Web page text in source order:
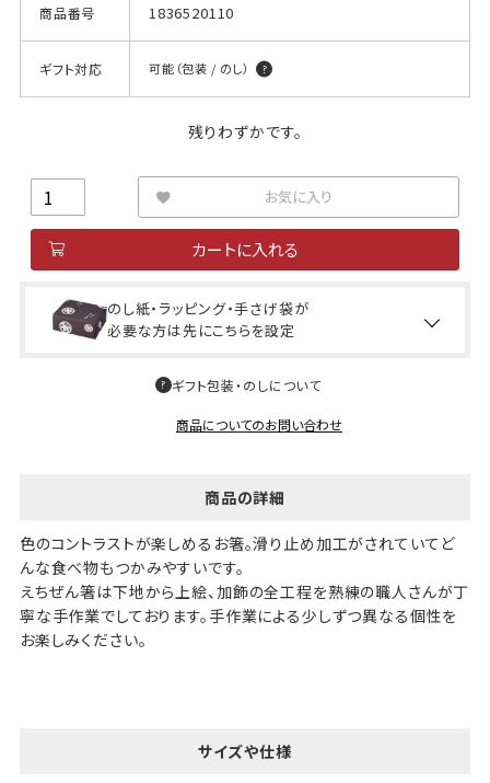
商品番号 1836520110
ギフト対応 可能（包装 / のし）
残りわずかです。
お気に入り
カートに入れる
のし紙・ラッピング・手さげ袋が
必要な方は先にこちらを設定
ギフト包装・のしについて
商品についてのお問い合わせ
商品の詳細
色のコントラストが楽しめるお箸。滑り止め加工がされていてど
んな食べ物もつかみやすいです。
えちぜん箸は下地から上絵、加飾の全工程を熟練の職人さんが丁
寧な手作業でしております。手作業による少しずつ異なる個性を
お楽しみください。
サイズや仕様